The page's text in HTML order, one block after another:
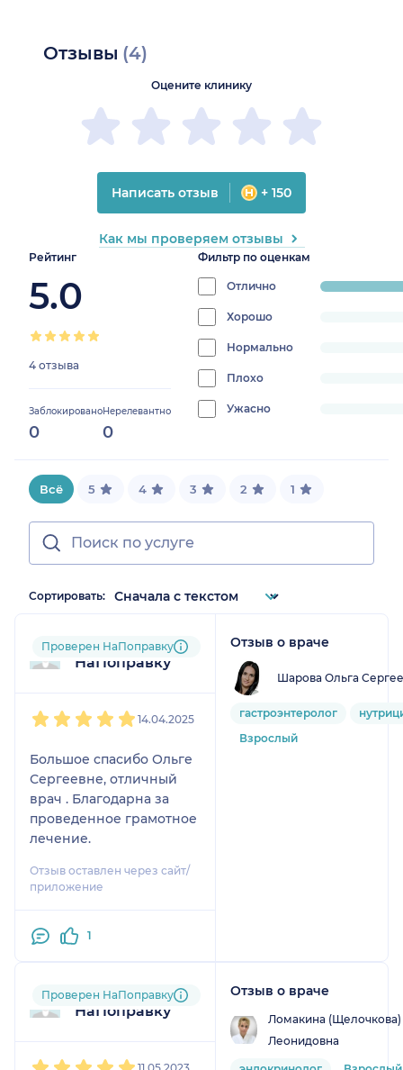
Отзывы (4)
Рейтинг
5.0
4 отзыва
Заблокировано
0
Нерелевантно
0
Фильтр по оценкам
Отлично
progress:
Хорошо
0%
Нормально
0%
Плохо
0%
Ужасно
progress:
Оцените клинику
Написать отзыв + 150
Как мы проверяем отзывы
Всё 5 4 3 2 1
Сортировать:
Пользователь
НаПоправку
Проверен НаПоправку
14.04.2025
Большое спасибо Ольге
Сергеевне, отличный
врач . Благодарна за
проведенное грамотное
лечение.
Отзыв оставлен через сайт/
приложение
1
Отзыв о враче
Шарова Ольга
гастроэнтеролог
Взрослый
Пользователь
НаПоправку
Проверен НаПоправку Отзыв о враче
Ломакина (Щелочкова)
Леонидовна